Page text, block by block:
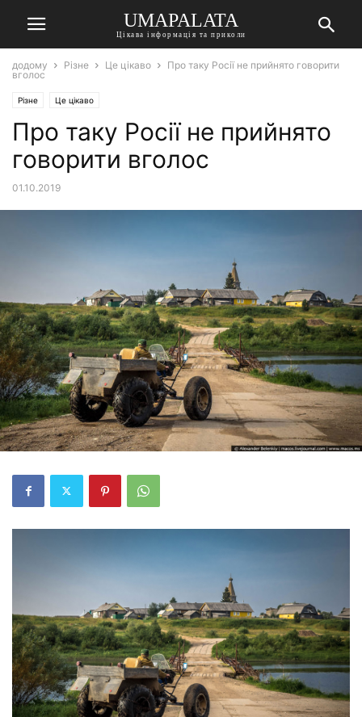
UMAPALATA
Цікава інформація та приколи
додому Різне Це цікаво
Про таку Росії не прийнято говорити
вголос
Різне Це цікаво
Про таку Росії не прийнято
говорити вголос
01.10.2019